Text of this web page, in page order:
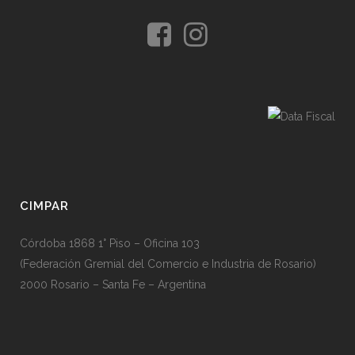
CIMPAR
Córdoba 1868 1° Piso – Oficina 103
(Federación Gremial del Comercio e Industria de Rosario)
2000 Rosario – Santa Fe – Argentina